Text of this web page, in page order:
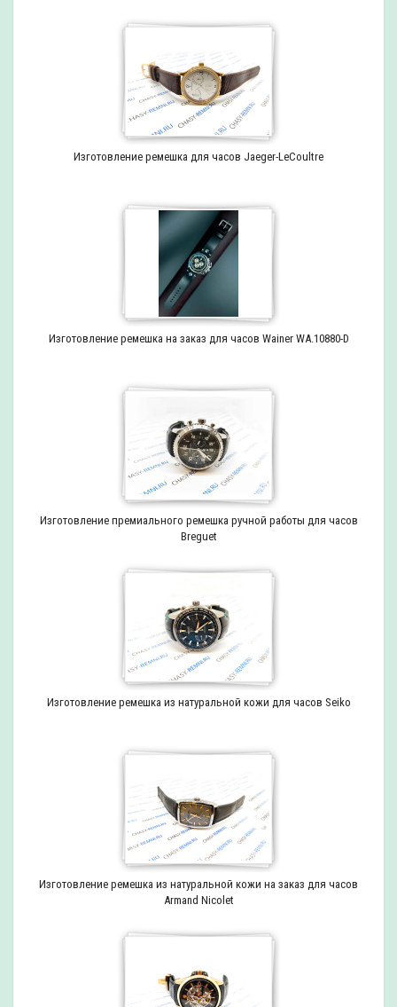
Изготовление ремешка для часов Jaeger-LeCoultre
Изготовление ремешка на заказ для часов Wainer WA.10880-D
Изготовление премиального ремешка ручной работы для часов
Breguet
Изготовление ремешка из натуральной кожи для часов Seiko
Изготовление ремешка из натуральной кожи на заказ для часов
Armand Nicolet